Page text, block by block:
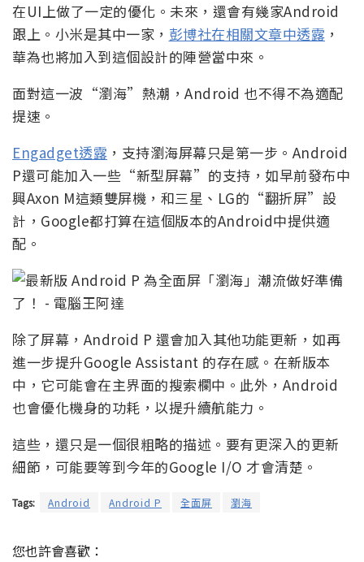
在UI上做了一定的優化。未來，還會有幾家Android
跟上。小米是其中一家， 彭博社在相關文章中透露 ，
華為也將加入到這個設計的陣營當中來。
面對這一波“瀏海”熱潮，Android 也不得不為適配
提速。
Engadget透露 ，支持瀏海屏幕只是第一步。Android
P還可能加入一些“新型屏幕”的支持，如早前發布中
興Axon M這類雙屏機，和三星、LG的“翻折屏”設
計，Google都打算在這個版本的Android中提供適
配。
除了屏幕，Android P 還會加入其他功能更新，如再
進一步提升Google Assistant 的存在感。在新版本
中，它可能會在主界面的搜索欄中。此外，Android
也會優化機身的功耗，以提升續航能力。
這些，還只是一個很粗略的描述。要有更深入的更新
細節，可能要等到今年的Google I/O 才會清楚。
Tags: Android Android P 全面屏 瀏海
您也許會喜歡：